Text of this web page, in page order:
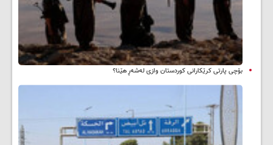
بۆچی پارتی کرێکارانی کوردستان وازی لەشەڕ هێنا؟